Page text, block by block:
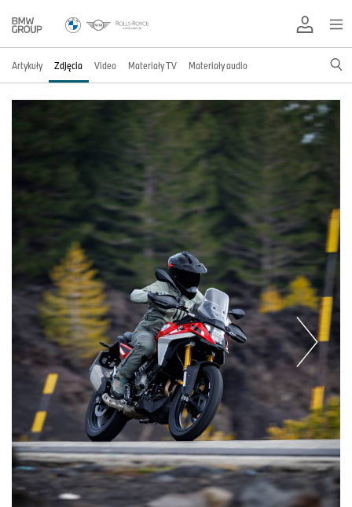
Artykuły Zdjęcia Video Materiały TV Materiały audio